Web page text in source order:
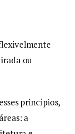
ou
princípios,
a